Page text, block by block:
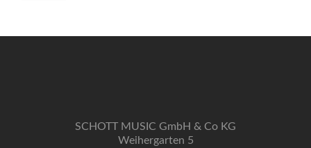
SCHOTT MUSIC GmbH & Co KG
Weihergarten 5